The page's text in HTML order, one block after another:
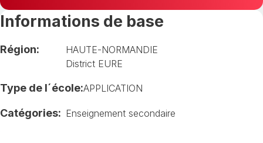
Informations de base
Région:
HAUTE-NORMANDIE
District EURE
Type de l´école:APPLICATION
Catégories: Enseignement secondaire